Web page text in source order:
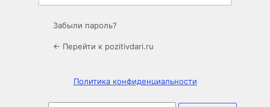
Забыли пароль?
← Перейти к pozitivdari.ru
Политика конфиденциальности